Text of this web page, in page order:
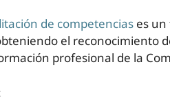
de competencias es
el reconocimiento
profesional de la